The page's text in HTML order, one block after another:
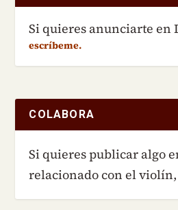
Si quieres anunciarte en
escríbeme.
COLABORA
Si quieres publicar algo
relacionado con el